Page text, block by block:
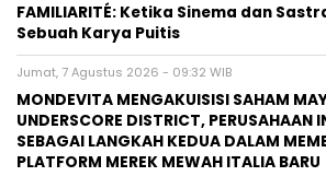
FAMILIARITÉ: Ketika Sinema dan
Sebuah Karya Puitis
Jumat, 7 Agustus 2026 - 09:32 WIB
MONDEVITA MENGAKUISISI SAHAM
UNDERSCORE DISTRICT, PERUSAHAAN
SEBAGAI LANGKAH KEDUA DALAM
PLATFORM MEREK MEWAH ITALIA BARU